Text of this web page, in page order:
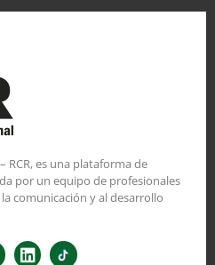
RCR, es una plataforma de
por un equipo de profesionales
comunicación y al desarrollo